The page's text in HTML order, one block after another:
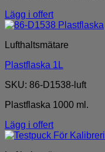
Lägg i offert
Lufthaltsmätare
Plastflaska 1L
SKU: 86-D1538-luft
Plastflaska 1000 ml.
Lägg i offert